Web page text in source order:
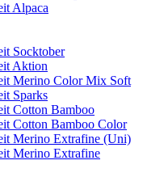
Alpaca
Socktober
Aktion
Merino Color Mix Soft
Sparks
Cotton Bamboo
Cotton Bamboo Color
Merino Extrafine (Uni)
Merino Extrafine